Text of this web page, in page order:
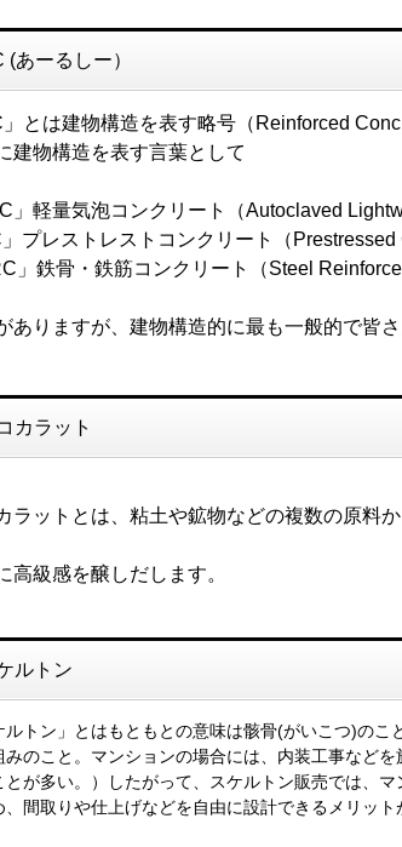
(あーるしー）
」とは建物構造を表す略号（Reinforced
建物構造を表す言葉として
」軽量気泡コンクリート（Autoclaved
」プレストレストコンクリート（Prestressed
」鉄骨・鉄筋コンクリート（Steel
ありますが、建物構造的に最も一般的で皆
カラット
ラットとは、粘土や鉱物などの複数の原料
高級感を醸しだします。
ルトン
ルトン」とはもともとの意味は骸骨(がいこつ)のこ
みのこと。マンションの場合には、内装工事など
とが多い。）したがって、スケルトン販売では、
、間取りや仕上げなどを自由に設計できるメリット